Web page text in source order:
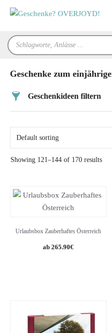
Inhalt
Products
search
Geschenke zum
Geschenkideen filtern
Beziehung
Showing 121–144 of 170 results
Urlaubsbox Zauberhaftes Österreich
265.90€